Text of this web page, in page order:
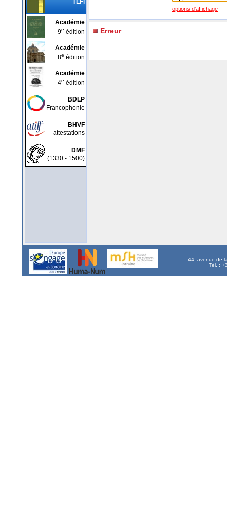
TLFi
Académie
9e édition
Académie
8e édition
Académie
4e édition
BDLP
Francophonie
BHVF
attestations
DMF
(1330 - 1500)
options d'affichage
Erreur
44, avenue de
Tél. :